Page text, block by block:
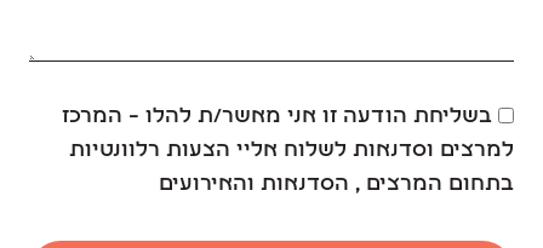
בשליחת הודעה זו אני מאשר/ת להלו – המרכז
למרצים וסדנאות לשלוח אליי הצעות רלוונטיות
בתחום המרצים , הסדנאות והאירועים